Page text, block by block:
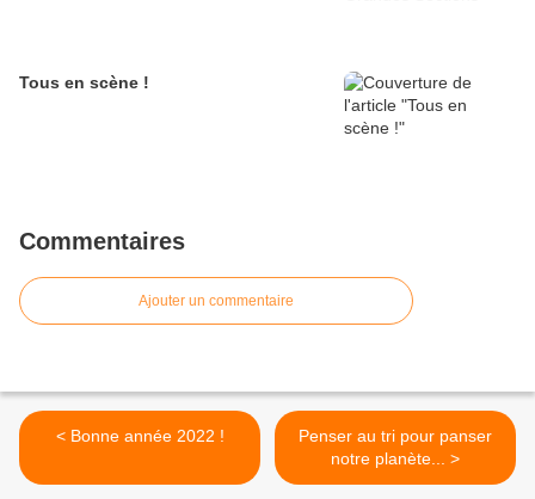
Tous en scène !
Commentaires
Ajouter un commentaire
< Bonne année 2022 !
Penser au tri pour panser
notre planète... >